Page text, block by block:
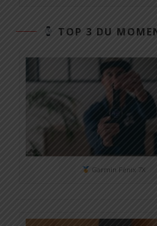
TOP 3 DU
Garmin Fénix 7X